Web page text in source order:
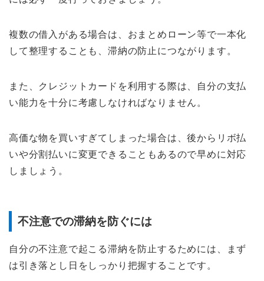
複数の借入がある場合は、おまとめローン等で一本化
して整理することも、滞納の防止につながります。
また、クレジットカードを利用する際は、自分の支払
い能力を十分に考慮しなければなりません。
高価な物を買いすぎてしまった場合は、後からリボ払
いや分割払いに変更できることもあるので早めに対応
しましょう。
不注意での滞納を防ぐには
自分の不注意で起こる滞納を防止するためには、まず
は引き落とし日をしっかり把握することです。